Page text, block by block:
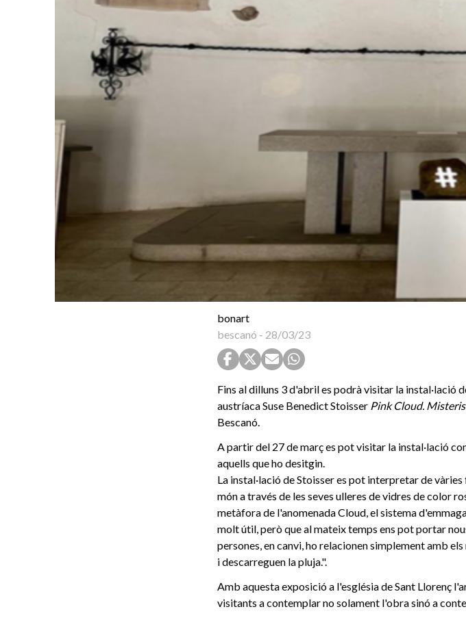
bonart
bescanó - 28/03/23
Fins al dilluns 3 d'abril es podrà visitar la instal·lació
austríaca Suse Benedict Stoisser Pink Cloud.
Bescanó.
A partir del 27 de març es pot visitar la instal·lació
aquells que ho desitgin.
La instal·lació de Stoisser es pot interpretar de
món a través de les seves ulleres de vidres de color
metàfora de l'anomenada Cloud, el sistema
molt útil, però que al mateix temps ens pot portar
persones, en canvi, ho relacionen simplement amb
i descarreguen la pluja.".
Amb aquesta exposició a l'església de Sant Llorenç
visitants a contemplar no solament l'obra sinó a